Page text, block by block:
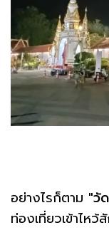
อย่างไรก็ตาม "วั
ท่องเที่ยวเข้าไหว้